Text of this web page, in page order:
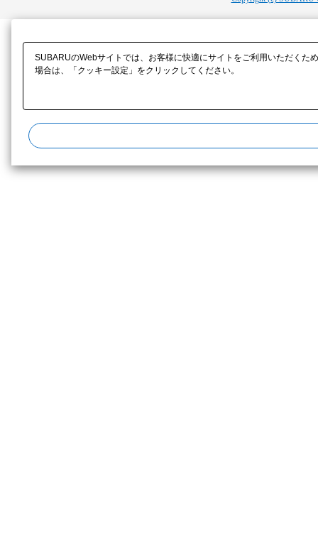
SUBARUのWebサイトでは、お客様に快適にサイトをご利用いただく
場合は、「クッキー設定」をクリックしてください。​